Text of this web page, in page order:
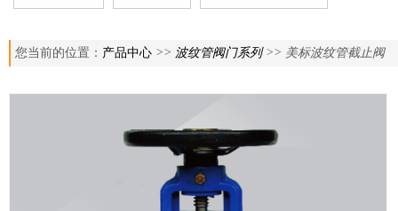
您当前的位置： 产品中心 >> 波纹管阀门系列>> 美标波纹管截止阀